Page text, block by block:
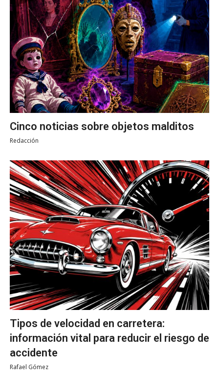
Cinco noticias sobre objetos malditos
Redacción
Tipos de velocidad en carretera:
información vital para reducir el riesgo de
accidente
Rafael Gómez